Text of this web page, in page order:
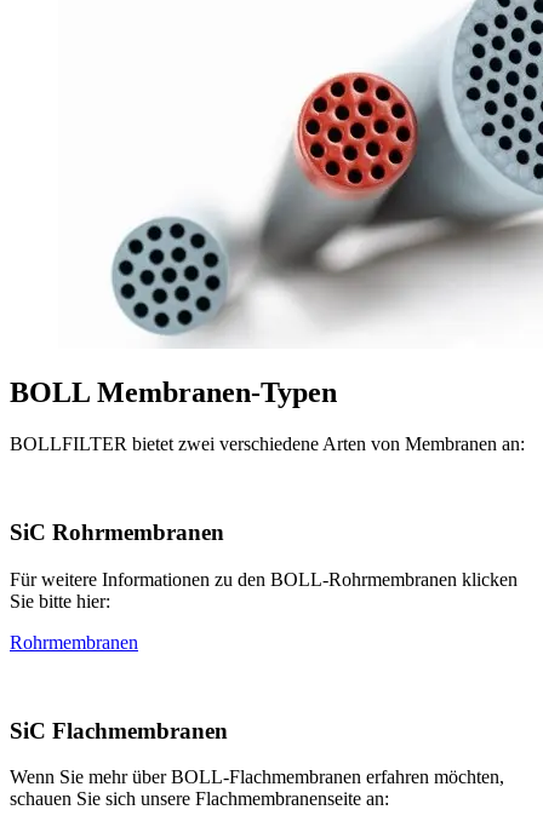
BOLL Membranen-Typen
BOLLFILTER bietet zwei verschiedene Arten von Membranen an:
SiC Rohrmembranen
Für weitere Informationen zu den BOLL-Rohrmembranen klicken
Sie bitte hier:
Rohrmembranen
SiC Flachmembranen
Wenn Sie mehr über BOLL-Flachmembranen erfahren möchten,
schauen Sie sich unsere Flachmembranenseite an: